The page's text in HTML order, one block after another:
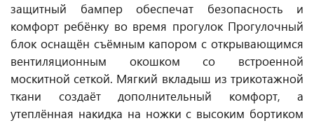
защитный бампер обеспечат безопасность и
комфорт ребёнку во время прогулок Прогулочный
блок оснащён съёмным капором с открывающимся
вентиляционным окошком со встроенной
москитной сеткой. Мягкий вкладыш из трикотажной
ткани создаёт дополнительный комфорт, а
утеплённая накидка на ножки с высоким бортиком